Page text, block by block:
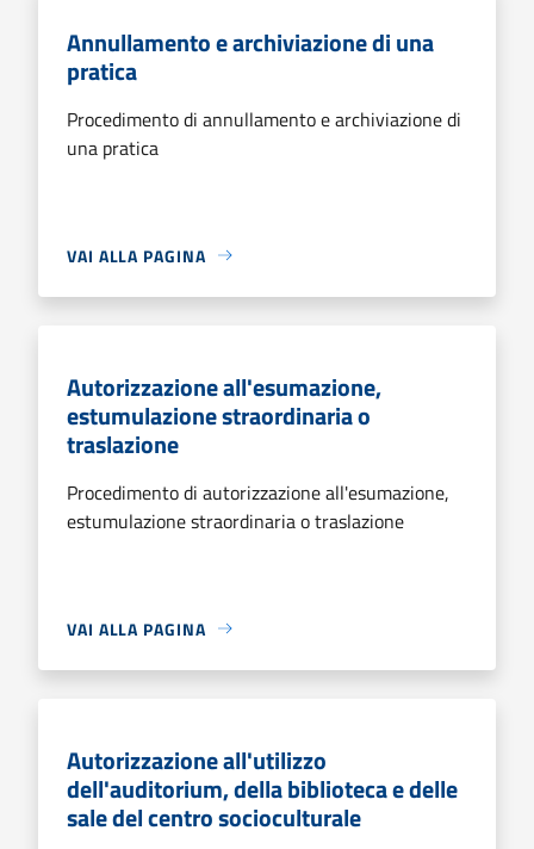
Annullamento e archiviazione di una
pratica
Procedimento di annullamento e archiviazione di
una pratica
VAI ALLA PAGINA
Autorizzazione all'esumazione,
estumulazione straordinaria o
traslazione
Procedimento di autorizzazione all'esumazione,
estumulazione straordinaria o traslazione
VAI ALLA PAGINA
Autorizzazione all'utilizzo
dell'auditorium, della biblioteca e delle
sale del centro socioculturale